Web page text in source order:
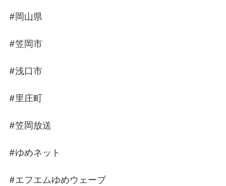
#岡山県
#笠岡市
#浅口市
#里庄町
#笠岡放送
#ゆめネット
#エフエムゆめウェーブ